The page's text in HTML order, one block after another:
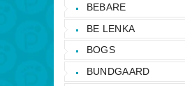
BEBARE
BE LENKA
BOGS
BUNDGAARD